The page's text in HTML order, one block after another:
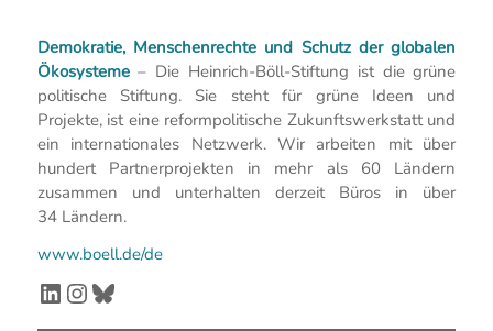
Demokratie, Menschenrechte und Schutz der globalen
Ökosysteme– Die Heinrich-Böll-Stiftung ist die grüne
politische Stiftung. Sie steht für grüne Ideen und
Projekte, ist eine reformpolitische Zukunftswerkstatt und
ein internationales Netzwerk. Wir arbeiten mit über
hundert Partnerprojekten in mehr als 60 Ländern
zusammen und unterhalten derzeit Büros in über
34 Ländern.
www.boell.de/de
LinkedIn
Instagram
Bluesky